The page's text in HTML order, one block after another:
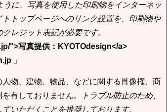
に、写真を使用した印刷物をインターネッ
トップページへのリンク設置を、印刷物や
レジット表記が必要です。
">写真提供：KYOTOdesign</a>
」
物、建物、物品、などに関する肖像権、商
有しておりません。
トラブル防止のため、
いただくことを推奨しております。